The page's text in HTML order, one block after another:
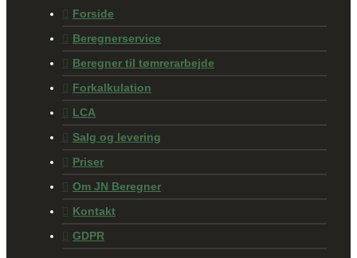
Forside
Beregnerservice
Beregner til tømrerarbejde
Forkalkulation
LCA
Salg og levering
Priser
Om JN Beregner
Kontakt
GDPR